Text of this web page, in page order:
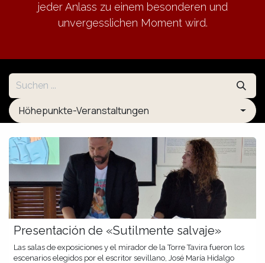
jeder Anlass zu einem besonderen und
unvergesslichen Moment wird.
Höhepunkte-Veranstaltungen
Presentación de «Sutilmente salvaje»
Las salas de exposiciones y el mirador de la Torre Tavira fueron los
escenarios elegidos por el escritor sevillano, José María Hidalgo